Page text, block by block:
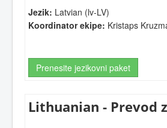
Jezik: Latvian (lv-LV)
Koordinator ekipe: Kristaps
Prenesite jezikovni paket
Lithuanian - Prevod